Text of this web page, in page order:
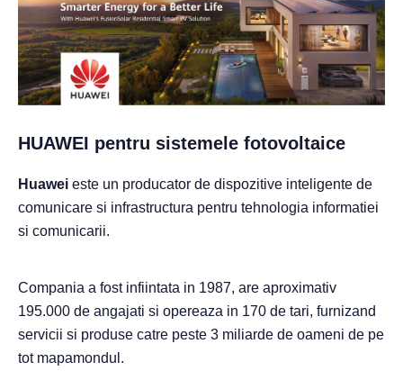
HUAWEI pentru sistemele fotovoltaice
Huawei este un producator de dispozitive inteligente de
comunicare si infrastructura pentru tehnologia informatiei
si comunicarii.
Compania a fost infiintata in 1987, are aproximativ
195.000 de angajati si opereaza in 170 de tari, furnizand
servicii si produse catre peste 3 miliarde de oameni de pe
tot mapamondul.